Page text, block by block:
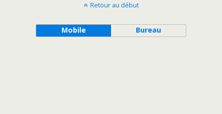
Retour au début
Mobile Bureau